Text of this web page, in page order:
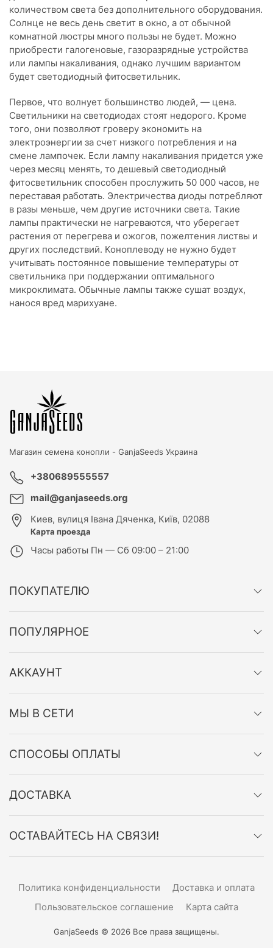
количеством света без дополнительного оборудования.
Солнце не весь день светит в окно, а от обычной
комнатной люстры много пользы не будет. Можно
приобрести галогеновые, газоразрядные устройства
или лампы накаливания, однако лучшим вариантом
будет светодиодный фитосветильник.
Первое, что волнует большинство людей, — цена.
Светильники на светодиодах стоят недорого. Кроме
того, они позволяют гроверу экономить на
электроэнергии за счет низкого потребления и на
смене лампочек. Если лампу накаливания придется уже
через месяц менять, то дешевый светодиодный
фитосветильник способен прослужить 50 000 часов, не
переставая работать. Электричества диоды потребляют
в разы меньше, чем другие источники света. Такие
лампы практически не нагреваются, что уберегает
растения от перегрева и ожогов, пожелтения листвы и
других последствий. Коноплеводу не нужно будет
учитывать постоянное повышение температуры от
светильника при поддержании оптимального
микроклимата. Обычные лампы также сушат воздух,
нанося вред марихуане.
Магазин семена конопли - GanjaSeeds Украина
+380689555557
mail@ganjaseeds.org
Киев, вулиця Івана Дяченка, Київ, 02088
Карта проезда
Часы работы Пн — Сб 09:00 – 21:00
ПОКУПАТЕЛЮ
ПОПУЛЯРНОЕ
АККАУНТ
МЫ В СЕТИ
СПОСОБЫ ОПЛАТЫ
ДОСТАВКА
ОСТАВАЙТЕСЬ НА СВЯЗИ!
Политика конфиденциальности
Доставка и оплата
Пользовательское соглашение
Карта сайта
GanjaSeeds © 2026 Все права защищены.